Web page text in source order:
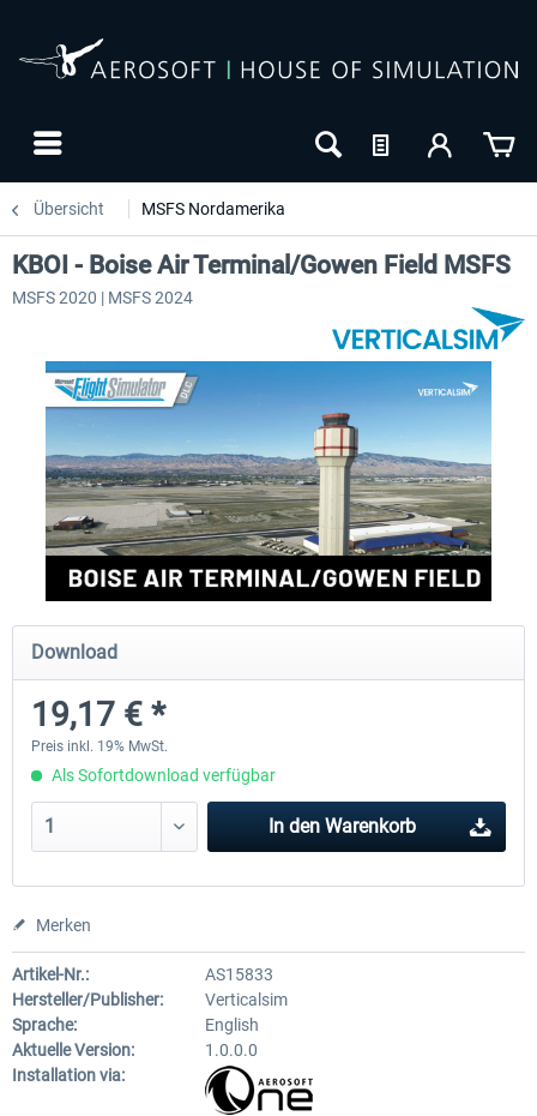
Übersicht MSFS Nordamerika
FSDG - Grönland Kulusuk MSFS
8,99 € *
Aerosoft Airport
KBOI - Boise Air Terminal/Gowen Field MSFS
MSFS 2020 | MSFS 2024
Download
19,17 € *
Preis inkl. 19% MwSt.
Als Sofortdownload verfügbar
In den Warenkorb
Merken
Artikel-Nr.:
AS15833
Hersteller/Publisher:
Verticalsim
Sprache:
English
Aktuelle Version:
1.0.0.0
Installation via: